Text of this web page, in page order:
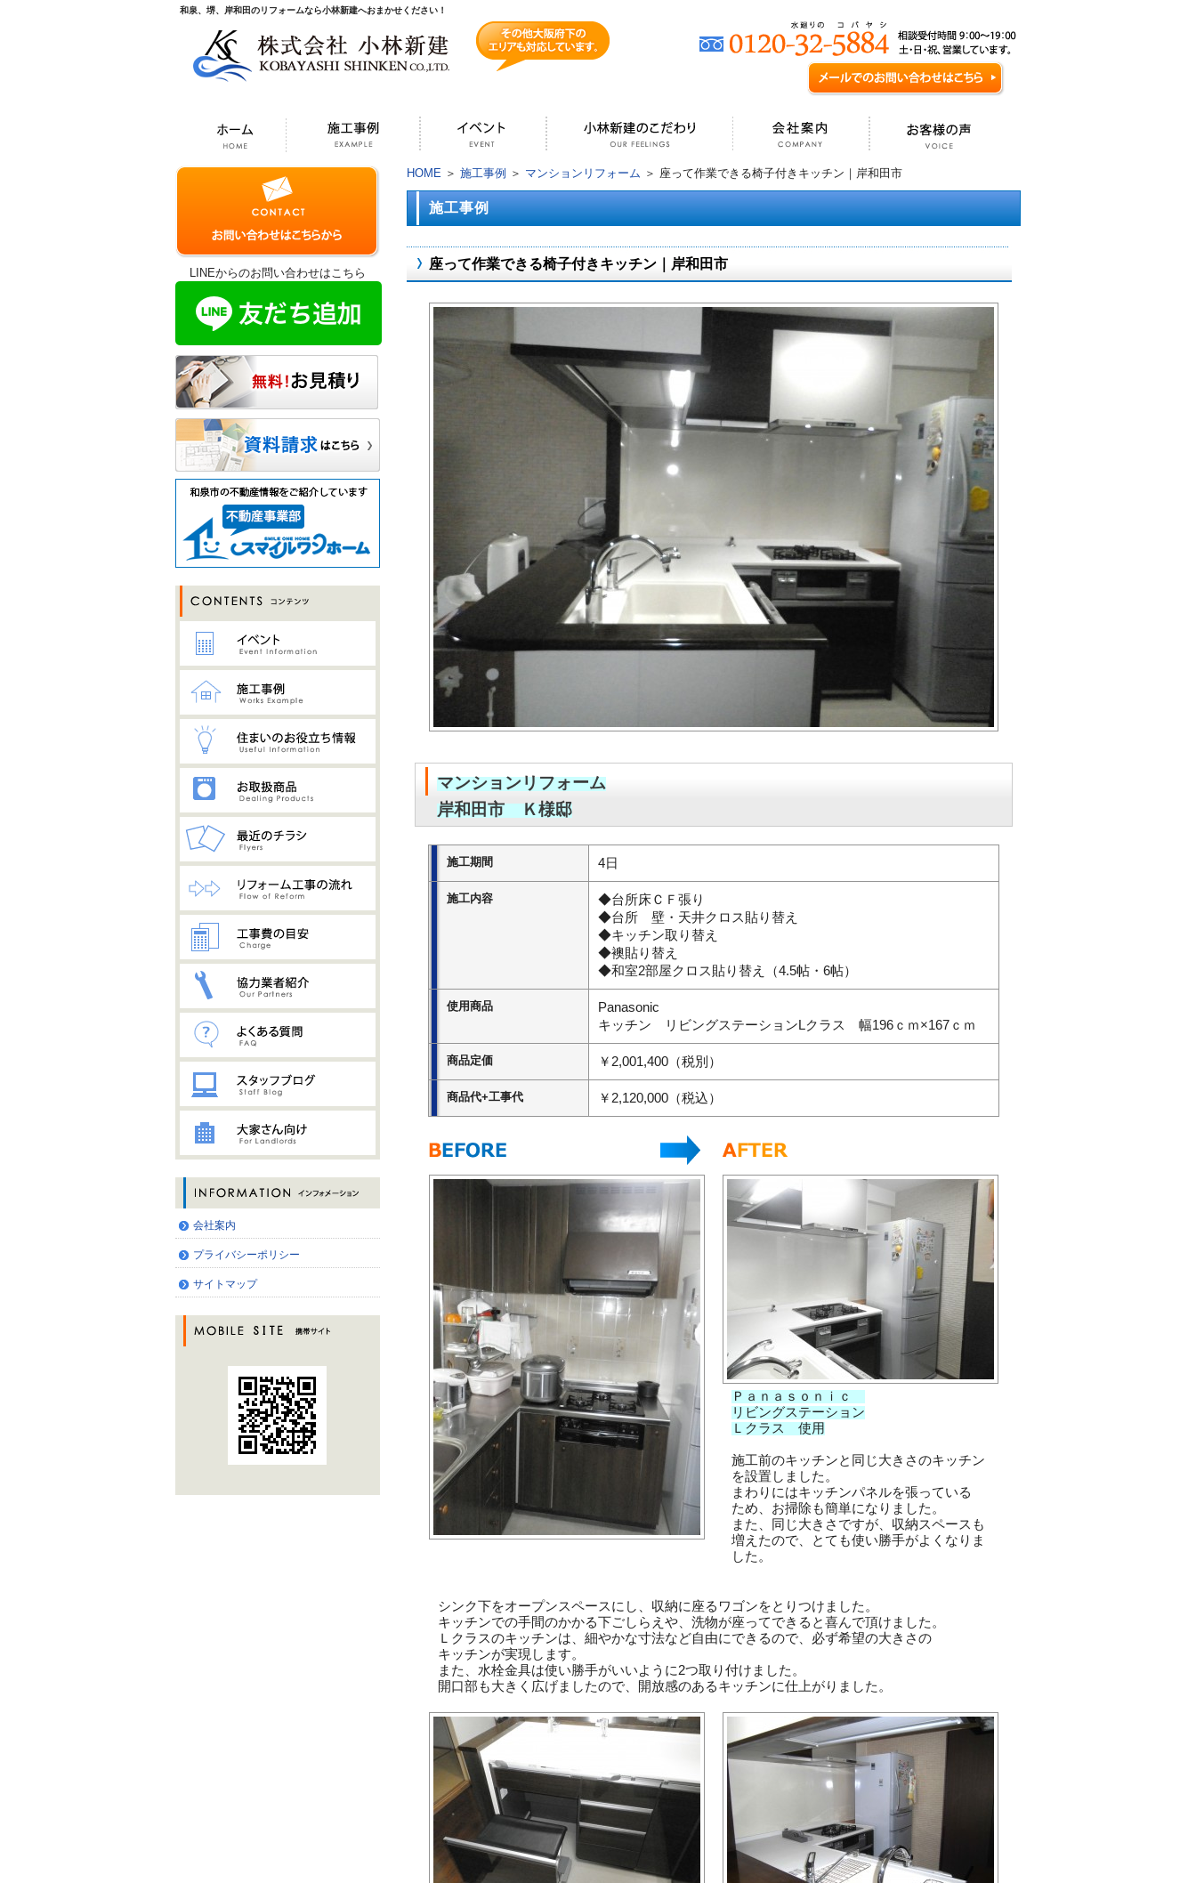
和泉、堺、岸和田のリフォームなら小林新建へおまかせください！
HOME ＞ 施工事例 ＞ マンションリフォーム ＞ 座って作業できる椅子付きキッチン｜岸和田市
施工事例
座って作業できる椅子付きキッチン｜岸和田市
マンションリフォーム
岸和田市 Ｋ様邸
施工期間 4日
施工内容
◆台所床ＣＦ張り
◆台所 壁・天井クロス貼り替え
◆キッチン取り替え
◆襖貼り替え
◆和室2部屋クロス貼り替え（4.5帖・6帖）
使用商品
Panasonic
キッチン リビングステーションLクラス 幅196ｃｍ×167ｃｍ
商品定価 ￥2,001,400（税別）
商品代+工事代 ￥2,120,000（税込）
Ｐａｎａｓｏｎｉｃ
リビングステーション
Ｌクラス 使用
施工前のキッチンと同じ大きさのキッチン
を設置しました。
まわりにはキッチンパネルを張っている
ため、 お掃除も簡単になりました。
また、同じ大きさですが、収納スペースも
増えたので、とても使い勝手がよくなりま
した。
シンク下をオープンスペースにし、収納に座るワゴンをとりつけました。
キッチンでの手間のかかる下ごしらえや、洗物が座ってできると喜んで頂けました。
Ｌクラスのキッチンは、細やかな寸法など自由にできるので、必ず希望の大きさの
キッチンが実現します。
また、水栓金具は使い勝手がいいように2つ取り付けました。
開口部も大きく広げましたので、開放感のあるキッチンに仕上がりました。
LINEからのお問い合わせはこちら
会社案内
プライバシーポリシー
サイトマップ